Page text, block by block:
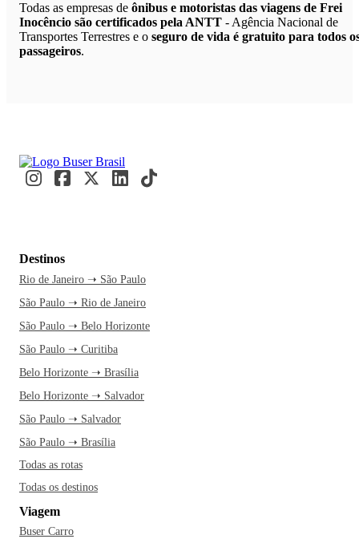
Todas as empresas de ônibus e motoristas das viagens de Frei
Inocêncio são certificados pela ANTT - Agência Nacional de
Transportes Terrestres e o seguro de vida é gratuito para todos
passageiros.
Destinos
Rio de Janeiro ➝ São Paulo
São Paulo ➝ Rio de Janeiro
São Paulo ➝ Belo Horizonte
São Paulo ➝ Curitiba
Belo Horizonte ➝ Brasília
Belo Horizonte ➝ Salvador
São Paulo ➝ Salvador
São Paulo ➝ Brasília
Todas as rotas
Todas os destinos
Viagem
Buser Carro